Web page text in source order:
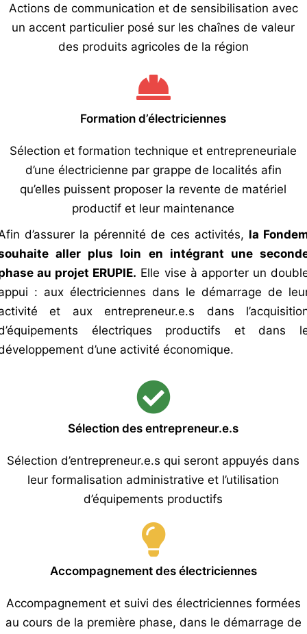
Actions de communication et de sensibilisation avec
un accent particulier posé sur les chaînes de valeur
des produits agricoles de la région
Formation d’électriciennes
Sélection et formation technique et entrepreneuriale
d’une électricienne par grappe de localités afin
qu’elles puissent proposer la revente de matériel
productif et leur maintenance
d’assurer la pérennité de ces activités, la
aller plus loin en intégrant une
au projet ERUPIE. Elle vise à apporter un
: aux électriciennes dans le démarrage de
et aux entrepreneur.e.s dans
électriques productifs et dans
d’une activité économique.
Sélection des entrepreneur.e.s
Sélection d’entrepreneur.e.s qui seront appuyés dans
leur formalisation administrative et l’utilisation
d’équipements productifs
Accompagnement des électriciennes
Accompagnement et suivi des électriciennes formées
au cours de la première phase, dans le démarrage de